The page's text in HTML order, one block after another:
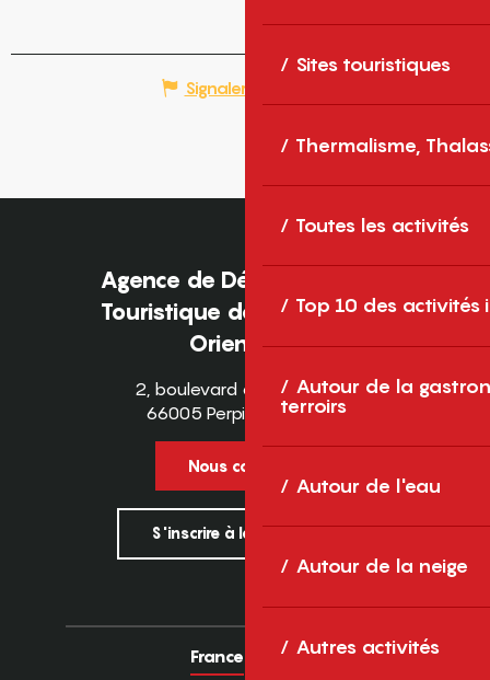
Sites touristiques
Thermalisme,
Toutes les activités
Top 10 des activités
Autour de la
terroirs
Autour de l'eau
Autour de la neige
Autres activités
Signaler une erreur
Agence de Développement
Touristique des Pyrénées-
Orientales
2, boulevard des Pyrénées
66005 Perpignan Cedex
Nous contacter
S'inscrire à la newsletter
France Europe